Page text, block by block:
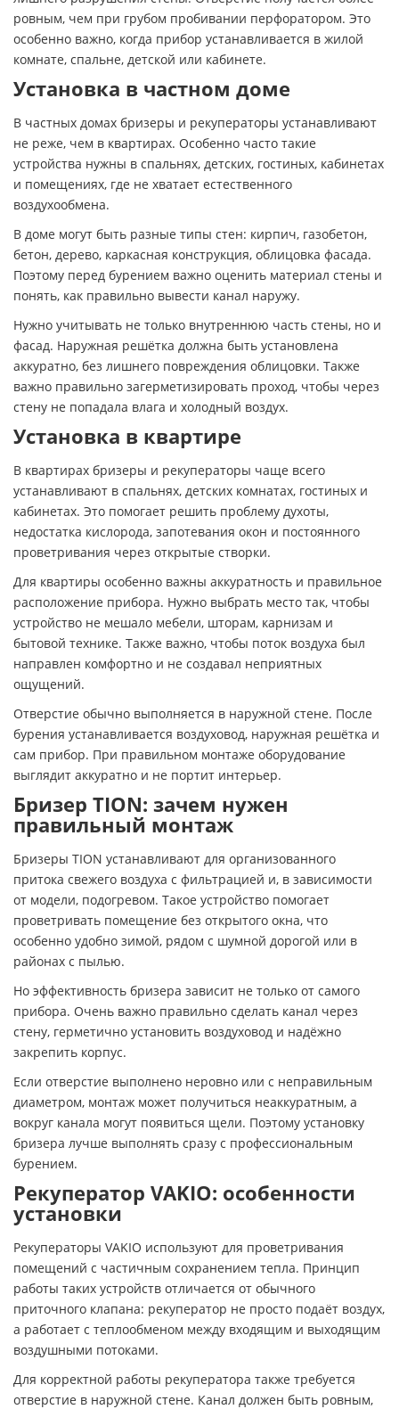
ровным, чем при грубом пробивании перфоратором. Это
особенно важно, когда прибор устанавливается в жилой
комнате, спальне, детской или кабинете.
Установка в частном доме
В частных домах бризеры и рекуператоры устанавливают
не реже, чем в квартирах. Особенно часто такие
устройства нужны в спальнях, детских, гостиных, кабинетах
и помещениях, где не хватает естественного
воздухообмена.
В доме могут быть разные типы стен: кирпич, газобетон,
бетон, дерево, каркасная конструкция, облицовка фасада.
Поэтому перед бурением важно оценить материал стены и
понять, как правильно вывести канал наружу.
Нужно учитывать не только внутреннюю часть стены, но и
фасад. Наружная решётка должна быть установлена
аккуратно, без лишнего повреждения облицовки. Также
важно правильно загерметизировать проход, чтобы через
стену не попадала влага и холодный воздух.
Установка в квартире
В квартирах бризеры и рекуператоры чаще всего
устанавливают в спальнях, детских комнатах, гостиных и
кабинетах. Это помогает решить проблему духоты,
недостатка кислорода, запотевания окон и постоянного
проветривания через открытые створки.
Для квартиры особенно важны аккуратность и правильное
расположение прибора. Нужно выбрать место так, чтобы
устройство не мешало мебели, шторам, карнизам и
бытовой технике. Также важно, чтобы поток воздуха был
направлен комфортно и не создавал неприятных
ощущений.
Отверстие обычно выполняется в наружной стене. После
бурения устанавливается воздуховод, наружная решётка и
сам прибор. При правильном монтаже оборудование
выглядит аккуратно и не портит интерьер.
Бризер TION: зачем нужен
правильный монтаж
Бризеры TION устанавливают для организованного
притока свежего воздуха с фильтрацией и, в зависимости
от модели, подогревом. Такое устройство помогает
проветривать помещение без открытого окна, что
особенно удобно зимой, рядом с шумной дорогой или в
районах с пылью.
Но эффективность бризера зависит не только от самого
прибора. Очень важно правильно сделать канал через
стену, герметично установить воздуховод и надёжно
закрепить корпус.
Если отверстие выполнено неровно или с неправильным
диаметром, монтаж может получиться неаккуратным, а
вокруг канала могут появиться щели. Поэтому установку
бризера лучше выполнять сразу с профессиональным
бурением.
Рекуператор VAKIO: особенности
установки
Рекуператоры VAKIO используют для проветривания
помещений с частичным сохранением тепла. Принцип
работы таких устройств отличается от обычного
приточного клапана: рекуператор не просто подаёт воздух,
а работает с теплообменом между входящим и выходящим
воздушными потоками.
Для корректной работы рекуператора также требуется
отверстие в наружной стене. Канал должен быть ровным,